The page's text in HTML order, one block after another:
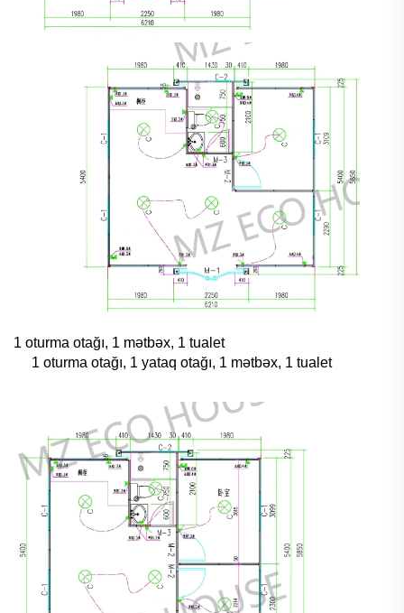
1 oturma otağı, 1 mətbəx, 1 tualet
1 oturma otağı, 1 yataq otağı, 1 mətbəx, 1 tualet